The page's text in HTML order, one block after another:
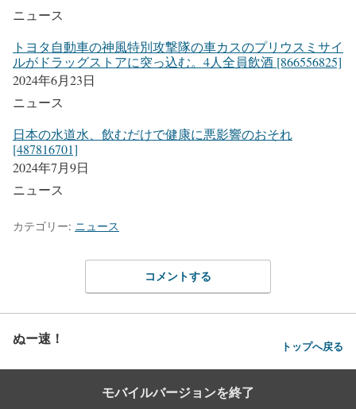
ニュース
トヨタ自動車の神風特別攻撃隊の車カスのプリウスミサイ
ルがドラッグストアに突っ込む。4人全員飲酒 [866556825]
2024年6月23日
ニュース
日本の水道水、飲むだけで健康に悪影響のおそれ
[487816701]
2024年7月9日
ニュース
カテゴリー: ニュース
コメントする
ぬー速！ トップへ戻る
モバイルバージョンを終了